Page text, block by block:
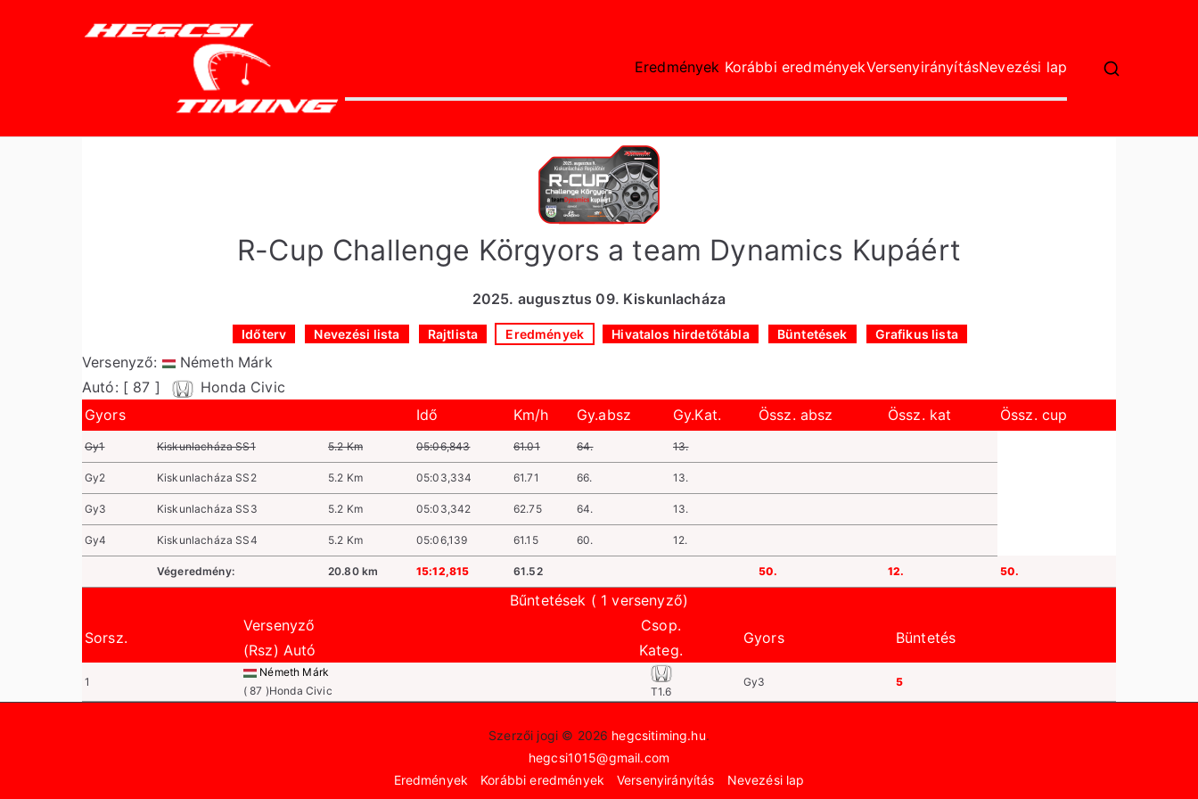
hegcsitiming.hu
Eredmények Korábbi eredményekVersenyirányításNevezési lap
R-Cup Challenge Körgyors a team Dynamics Kupáért
2025. augusztus 09. Kiskunlacháza
Időterv Nevezési lista Rajtlista Eredmények Hivatalos hirdetőtábla Büntetések Grafikus lista
Versenyző:
Németh Márk
Autó: [ 87 ]
Honda Civic
Gyors
Idő Km/h Gy.absz Gy.Kat. Össz. absz Össz. kat Össz. cup
Gy1 Kiskunlacháza SS1 5.2 Km 05:06,843 61.01 64. 13.
Gy2 Kiskunlacháza SS2 5.2 Km 05:03,334 61.71 66. 13.
Gy3 Kiskunlacháza SS3 5.2 Km 05:03,342 62.75 64. 13.
Gy4 Kiskunlacháza SS4 5.2 Km 05:06,139 61.15 60. 12.
Végeredmény: 20.80 km 15:12,815 61.52 50. 12. 50.
Bűntetések ( 1 versenyző)
Sorsz.
Versenyző
(Rsz) Autó
Csop.
Kateg.
Gyors Büntetés
1
Németh Márk
( 87 )Honda Civic
T1.6
Gy3 5
Szerzői jogi © 2026 hegcsitiming.hu.
hegcsi1015@gmail.com
Eredmények
Korábbi eredmények Versenyirányítás Nevezési lap